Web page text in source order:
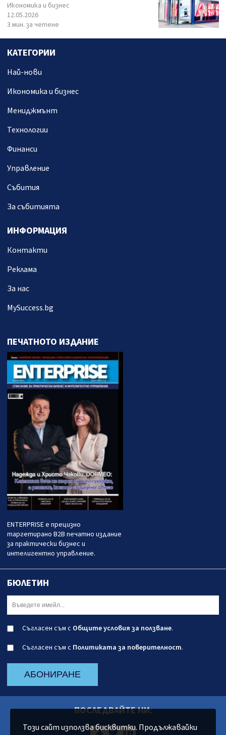
Икономика и бизнес
12.05.2026
3 мин. за четене
КАТЕГОРИИ
Най-нови
Икономика и бизнес
Мениджмънт
Технологии
Финанси
Управление
Събития
За събитията
ИНФОРМАЦИЯ
Контакти
Реклама
За нас
MySuccess.bg
ПЕЧАТНОТО ИЗДАНИЕ
ENTERPRISE е прецизно
таргетирано B2B печатно издание
за практически бизнес и
интелигентно управление.
БЮЛЕТИН
Съгласен съм с Общите условия за ползване.
Съгласен съм с Политиката за поверителност.
АБОНИРАНЕ
ПОСЛЕДВАЙТЕ НИ:
Този сайт използва бисквитки. Продължавайки